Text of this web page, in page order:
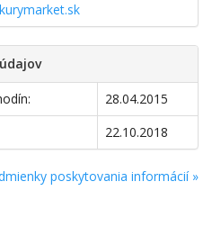
28.04.2015
22.10.2018
poskytovania informácií »